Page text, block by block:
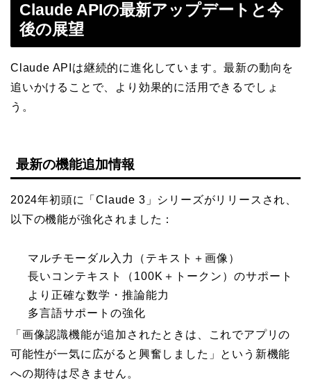
Claude APIの最新アップデートと今
後の展望
Claude APIは継続的に進化しています。最新の動向を
追いかけることで、より効果的に活用できるでしょ
う。
最新の機能追加情報
2024年初頭に「Claude 3」シリーズがリリースされ、
以下の機能が強化されました：
マルチモーダル入力（テキスト＋画像）
長いコンテキスト（100K＋トークン）のサポート
より正確な数学・推論能力
多言語サポートの強化
「画像認識機能が追加されたときは、これでアプリの
可能性が一気に広がると興奮しました」という新機能
への期待は尽きません。